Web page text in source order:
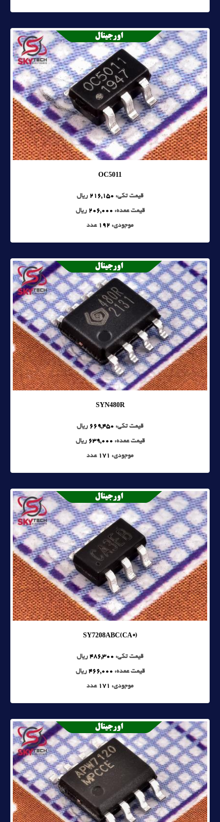
OC5011
قیمت تکی: 216,150 ریال
قیمت عمده: 206,000 ریال
موجودی: 192 عدد
SYN480R
قیمت تکی: 669,450 ریال
قیمت عمده: 639,000 ریال
موجودی: 171 عدد
SY7208ABC(CA*)
قیمت تکی: 486,300 ریال
قیمت عمده: 466,000 ریال
موجودی: 171 عدد